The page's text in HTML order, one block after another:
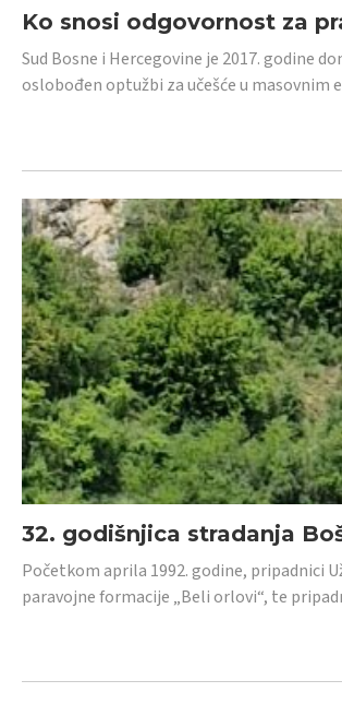
Ko snosi odgovornost za
Sud Bosne i Hercegovine je 2017. godine
oslobođen optužbi za učešće u masovnim
32. godišnjica stradanja
Početkom aprila 1992. godine, pripadnici
paravojne formacije „Beli orlovi“, te